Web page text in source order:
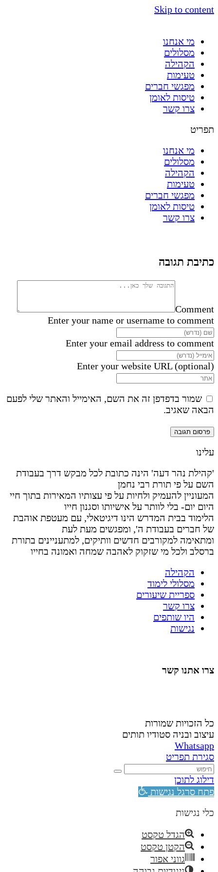
Skip to content
מי אנחנו
מסלולים
הקהילה
טעימות
מפגשי חברים
טיסות לאומן
צרו קשר
תפריט
מי אנחנו
מסלולים
הקהילה
טעימות
מפגשי חברים
טיסות לאומן
צרו קשר
כתיבת תגובה
Comment
Enter your name or username to comment
Enter your email address to comment
Enter your website URL (optional)
שמור בדפדפן זה את השם, האימייל והאתר שלי לפעם
הבאה שאגיב.
עלינו
'קהילת נהר דעה' הינה כתובת לכל מבקש דרך בעבודת
השם על פי תורת רבי נחמן
המעוניין להעמיק ולחיות על פי עצותיו המאירות בתוך חיי
היום יום- בלי לוותר על אישיותו וסגנון חייו
הלימוד בבית המדרש הינו דיגיטאלי, עם מעטפת אוהבת
של חברים בעבודת ה', ומפגשים מעת לעת
ומתאימה למקורבים חדשים וותיקים, למתעניינים בתורת
ברסלב ולכל מי שזקוק לאהבה שמחה ואמונה בחייו
הקהילה
מסלולי לימוד
ספריית שיעורים
צרו קשר
היו שותפים
נגישות
צרו אתנו קשר
כל הזכויות שמורות
עיצוב ובניה סטודיו תותים
Whatsapp
סגירת תפריט
דילוג לתוכן
פתח סרגל נגישות
כלי נגישות
הגדל טקסט
הקטן טקסט
גווני אפור